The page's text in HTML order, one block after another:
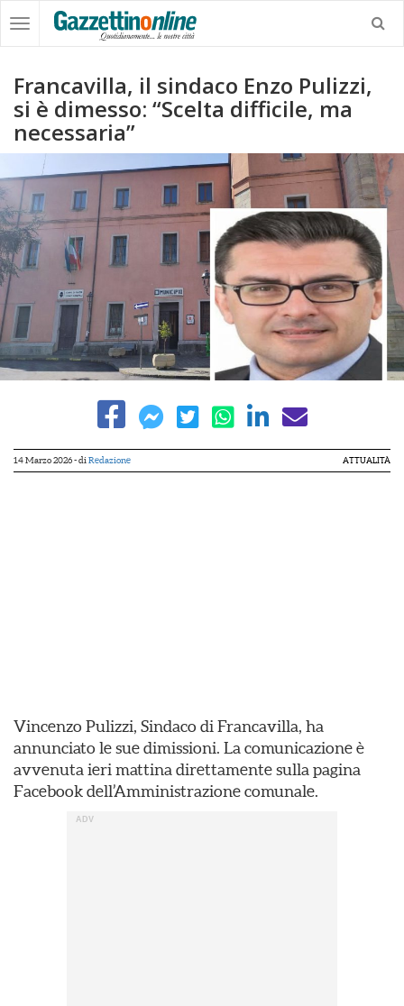
Francavilla, il sindaco Enzo Pulizzi,
si è dimesso: “Scelta difficile, ma
necessaria”
14 Marzo 2026- di Redazione ATTUALITÀ
Vincenzo Pulizzi, Sindaco di Francavilla, ha
annunciato le sue dimissioni. La comunicazione è
avvenuta ieri mattina direttamente sulla pagina
Facebook dell’Amministrazione comunale.